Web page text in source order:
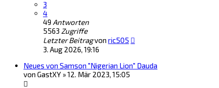
3
4
49 Antworten
5563 Zugriffe
Letzter Beitragvon ric505
3. Aug 2026, 19:16
Neues von Samson "Nigerian Lion" Dauda
von GastXY »12. Mär 2023, 15:05